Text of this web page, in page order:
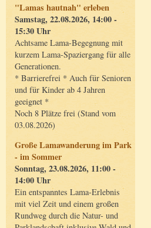
"Lamas hautnah" erleben
Samstag, 22.08.2026, 14:00 -
15:30 Uhr
Achtsame Lama-Begegnung mit
kurzem Lama-Spaziergang für alle
Generationen.
* Barrierefrei * Auch für Senioren
und für Kinder ab 4 Jahren
geeignet *
Noch 8 Plätze frei (Stand vom
03.08.2026)
Große Lamawanderung im Park
- im Sommer
Sonntag, 23.08.2026, 11:00 -
14:00 Uhr
Ein entspanntes Lama-Erlebnis
mit viel Zeit und einem großen
Rundweg durch die Natur- und